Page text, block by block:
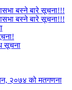
बस्ने बारे सूचना!!!
बस्ने बारे सूचना!!!
सूचना
२०७४ को मतगणना